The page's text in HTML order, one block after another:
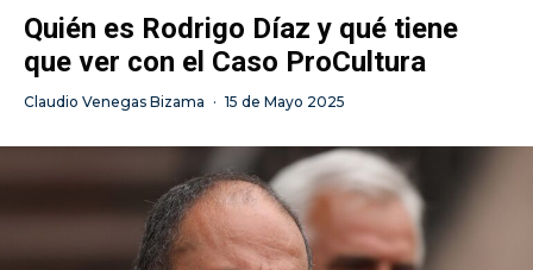
Quién es Rodrigo Díaz y qué tiene
que ver con el Caso ProCultura
Claudio Venegas Bizama · 15 de Mayo 2025